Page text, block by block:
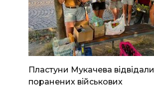
Пластуни Мукачева відвідали
поранених військових